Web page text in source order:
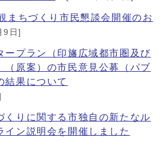
まちづくり市民懇談会開催のお
9日]
ープラン（印旛広域都市圏及び
（原案）の市民意見公募（パブ
結果について
くりに関する市独自の新たなル
イン説明会を開催しました